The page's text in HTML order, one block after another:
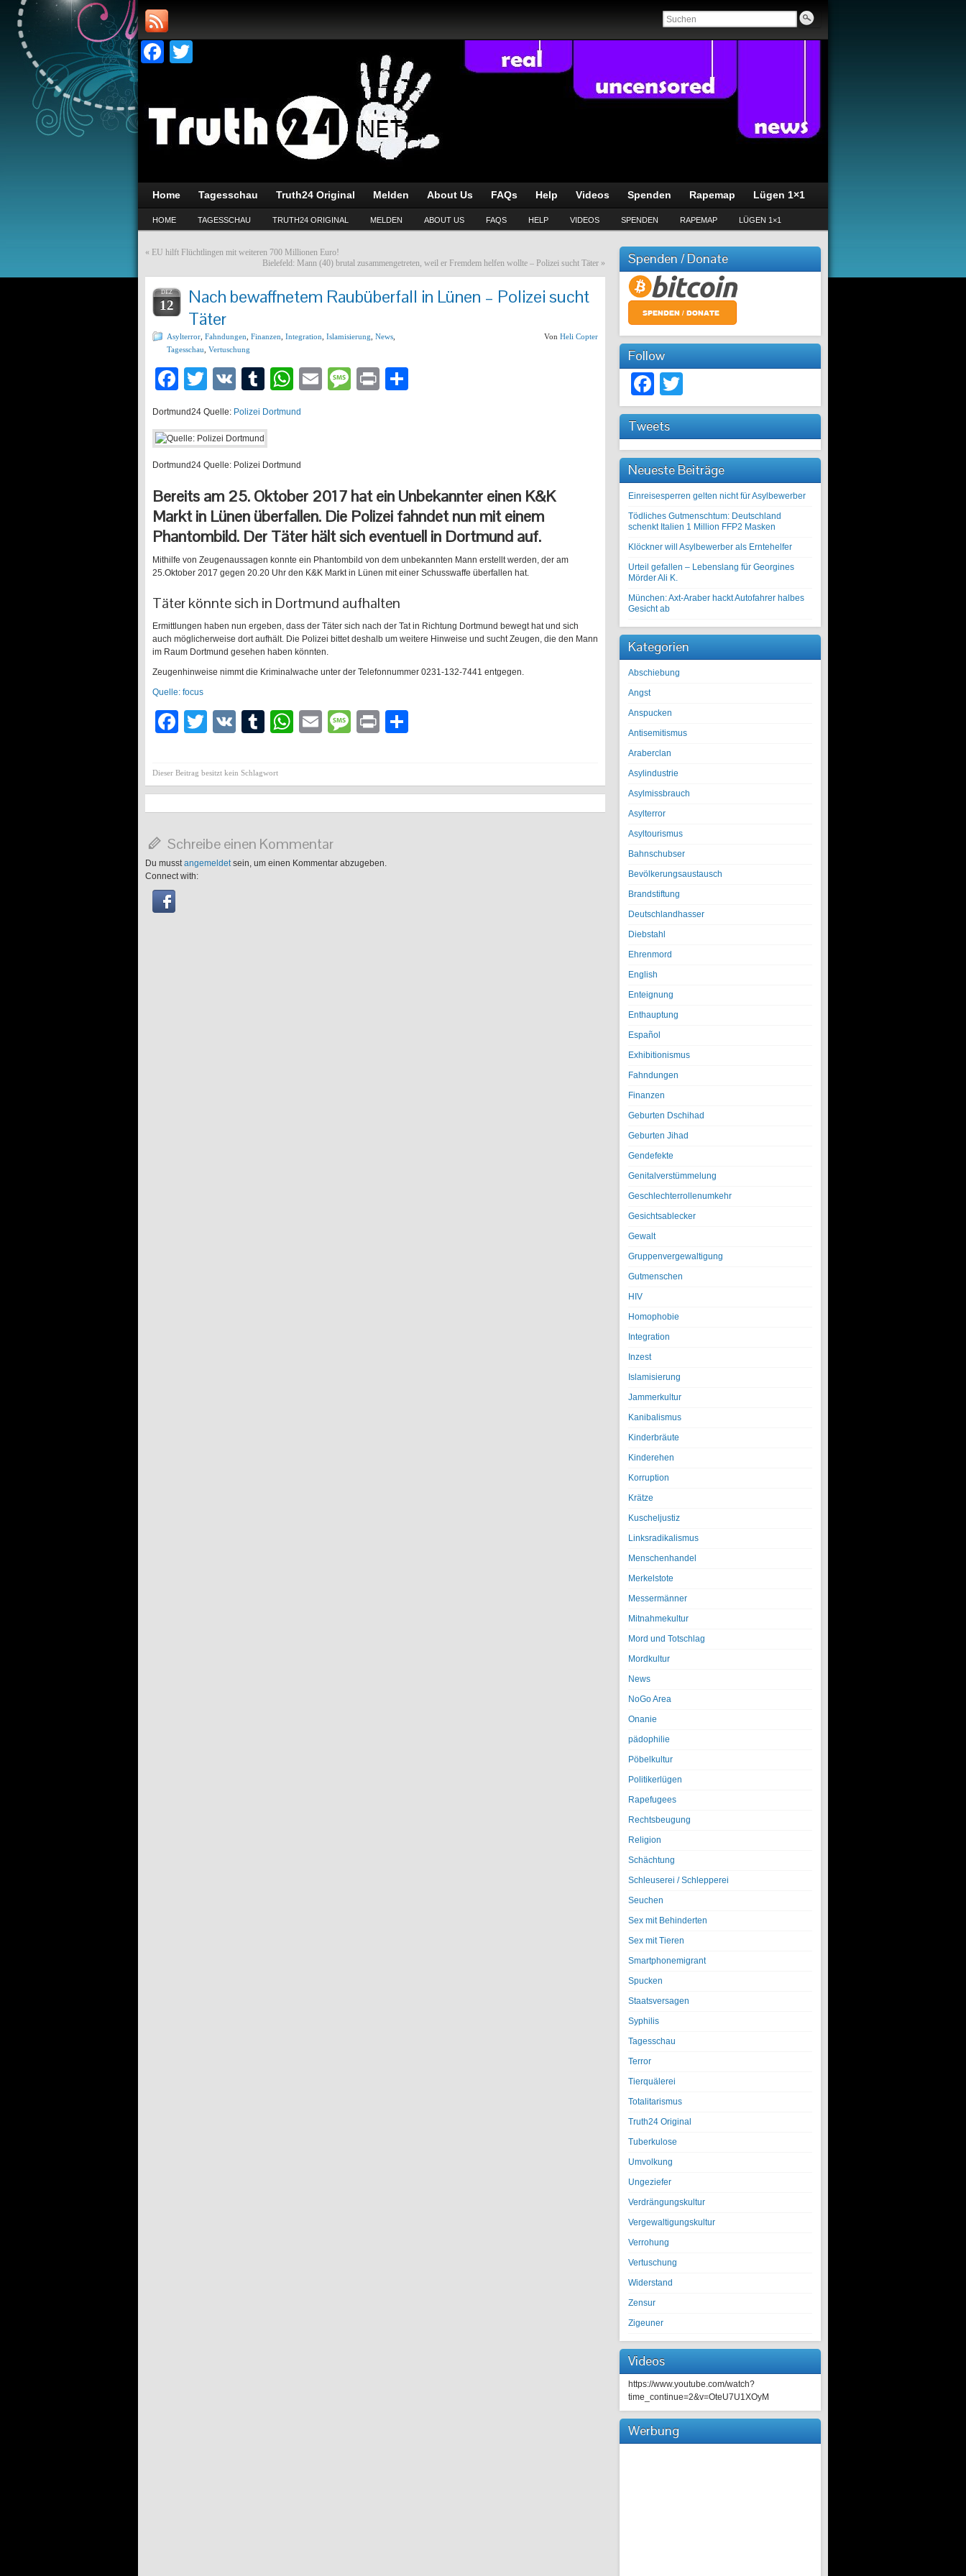
Facebook
Home Tagesschau Truth24 Original Melden About Us FAQs Help Videos Spenden Rapemap Lügen 1×1
HOME TAGESSCHAU TRUTH24 ORIGINAL MELDEN ABOUT US FAQS HELP VIDEOS SPENDEN RAPEMAP LÜGEN 1×1
« EU hilft Flüchtlingen mit weiteren 700 Millionen Euro!
Bielefeld: Mann (40) brutal zusammengetreten, weil er Fremdem helfen wollte – Polizei sucht Täter »
DEZ
12
Nach bewaffnetem Raubüberfall in Lünen – Polizei sucht
Täter
Asylterror Fahndungen Finanzen Integration Islamisierung News
Tagesschau Vertuschung
Von Heli Copter
Facebook
Twitter
VK Tumblr
WhatsApp
EmailMessage
Print
Dortmund24 Quelle: Polizei Dortmund
Dortmund24 Quelle: Polizei Dortmund
Bereits am 25. Oktober 2017 hat ein Unbekannter einen K&K
Markt in Lünen überfallen. Die Polizei fahndet nun mit einem
Phantombild. Der Täter hält sich eventuell in Dortmund auf.
Mithilfe von Zeugenaussagen konnte ein Phantombild von dem unbekannten Mann erstellt werden, der am
25.Oktober 2017 gegen 20.20 Uhr den K&K Markt in Lünen mit einer Schusswaffe überfallen hat.
Täter könnte sich in Dortmund aufhalten
Ermittlungen haben nun ergeben, dass der Täter sich nach der Tat in Richtung Dortmund bewegt hat und sich
auch möglicherweise dort aufhält. Die Polizei bittet deshalb um weitere Hinweise und sucht Zeugen, die den Mann
im Raum Dortmund gesehen haben könnten.
Zeugenhinweise nimmt die Kriminalwache unter der Telefonnummer 0231-132-7441 entgegen.
Quelle: focus
Facebook
Twitter
VK Tumblr
WhatsApp
EmailMessage
Print
Dieser Beitrag besitzt kein Schlagwort
Schreibe einen Kommentar
Du musstangemeldetsein, um einen Kommentar abzugeben.
Connect with:
Spenden / Donate
Follow
Facebook
Tweets
Neueste Beiträge
Einreisesperren gelten nicht für Asylbewerber
Tödliches Gutmenschtum: Deutschland
schenkt Italien 1 Million FFP2 Masken
Klöckner will Asylbewerber als Erntehelfer
Urteil gefallen – Lebenslang für Georgines
Mörder Ali K.
München: Axt-Araber hackt Autofahrer halbes
Gesicht ab
Kategorien
Abschiebung
Angst
Anspucken
Antisemitismus
Araberclan
Asylindustrie
Asylmissbrauch
Asylterror
Asyltourismus
Bahnschubser
Bevölkerungsaustausch
Brandstiftung
Deutschlandhasser
Diebstahl
Ehrenmord
English
Enteignung
Enthauptung
Español
Exhibitionismus
Fahndungen
Finanzen
Geburten Dschihad
Geburten Jihad
Gendefekte
Genitalverstümmelung
Geschlechterrollenumkehr
Gesichtsablecker
Gewalt
Gruppenvergewaltigung
Gutmenschen
HIV
Homophobie
Integration
Inzest
Islamisierung
Jammerkultur
Kanibalismus
Kinderbräute
Kinderehen
Korruption
Krätze
Kuscheljustiz
Linksradikalismus
Menschenhandel
Merkelstote
Messermänner
Mitnahmekultur
Mord und Totschlag
Mordkultur
News
NoGo Area
Onanie
pädophilie
Pöbelkultur
Politikerlügen
Rapefugees
Rechtsbeugung
Religion
Schächtung
Schleuserei / Schlepperei
Seuchen
Sex mit Behinderten
Sex mit Tieren
Smartphonemigrant
Spucken
Staatsversagen
Syphilis
Tagesschau
Terror
Tierquälerei
Totalitarismus
Truth24 Original
Tuberkulose
Umvolkung
Ungeziefer
Verdrängungskultur
Vergewaltigungskultur
Verrohung
Vertuschung
Widerstand
Zensur
Zigeuner
Videos
https://www.youtube.com/watch?
time_continue=2&v=OteU7U1XOyM
Werbung